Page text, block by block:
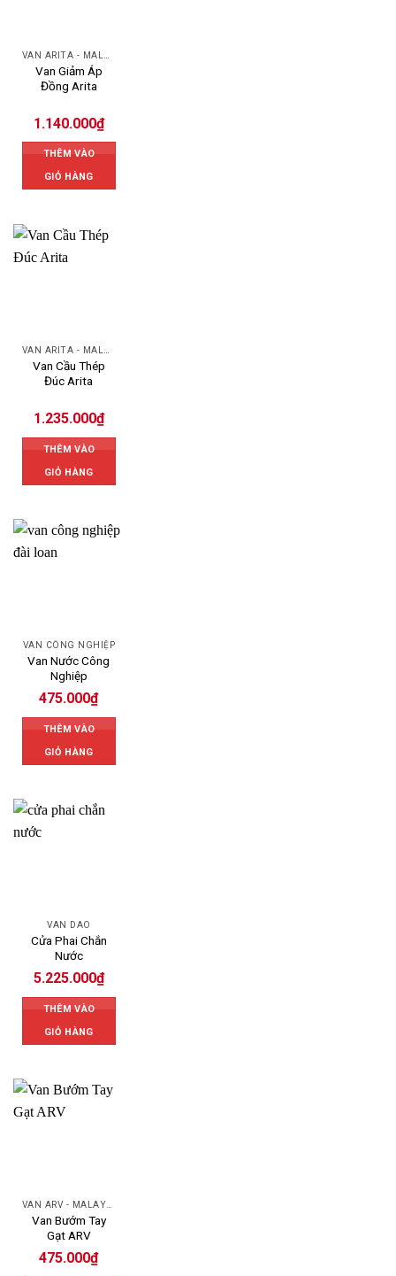
Van Giảm Áp
Đồng Arita
1.140.000₫
THÊM VÀO
GIỎ HÀNG
Van Cầu Thép
Đúc Arita
1.235.000₫
THÊM VÀO
GIỎ HÀNG
VAN CÔNG NGHIỆP
Van Nước Công
Nghiệp
475.000₫
THÊM VÀO
GIỎ HÀNG
VAN DAO
Cửa Phai Chắn
Nước
5.225.000₫
THÊM VÀO
GIỎ HÀNG
VAN ARV - MALAYSIA
Van Bướm Tay
Gạt ARV
475.000₫